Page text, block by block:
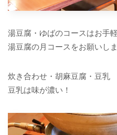
湯豆腐・ゆばのコースはお手
湯豆腐の月コースをお願いしま
炊き合わせ・胡麻豆腐・豆乳
豆乳は味が濃い！